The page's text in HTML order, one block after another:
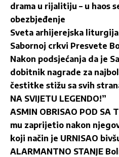
drama u rijalitiju – u haos
obezbjeđenje
Sveta arhijerejska liturgija
Sabornoj crkvi Presvete
Nakon podsjećanja da je
dobitnik nagrade za
čestitke stižu sa svih
NA SVIJETU LEGENDO!”
ASMIN OBRISAO POD SA
mu zaprijetio nakon
koji način je URNISAO
ALARMANTNO STANJE